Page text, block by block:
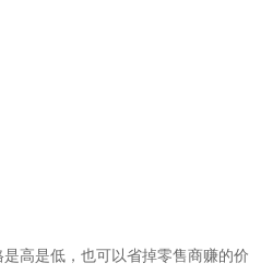
高是低，也可以省掉零售商赚的价